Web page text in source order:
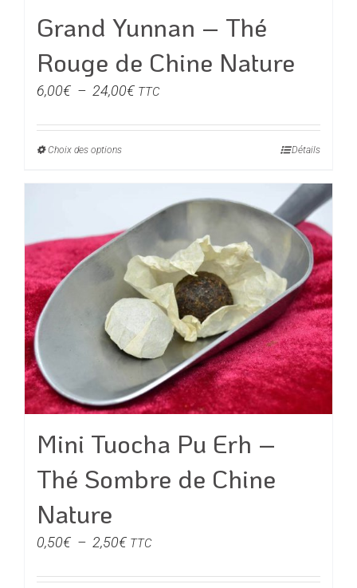
du
produit
Grand Yunnan – Thé
Rouge de Chine Nature
6,00€ – 24,00€Plage
prix :
TTC
Choix des optionsCe
plusieurs
variations.
Les
options
peuvent
être
choisies
sur
la
page
produit
Détails
Mini Tuocha Pu Erh –
Thé Sombre de Chine
Nature
0,50€ – 2,50€Plage
prix :
TTC